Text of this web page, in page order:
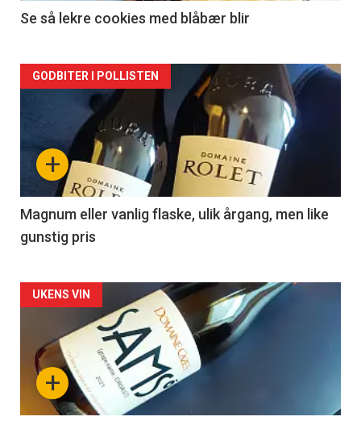
2
Se så lekre cookies med blåbær blir
Forsiden
akkurat
nå
3
+
GODBITER I POLLISTEN
Magnum eller vanlig flaske, ulik årgang, men like
gunstig pris
Forsiden
akkurat
nå+
UKENS VIN